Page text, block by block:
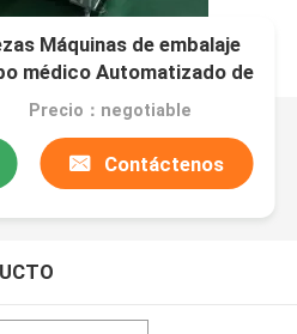
Máquinas de embalaje
médico Automatizado de
y equipo de sellado
Precio：negotiable
Contáctenos